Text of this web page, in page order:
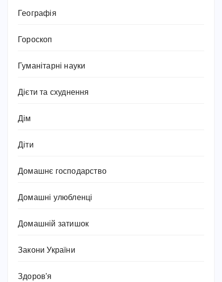
Географія
Гороскоп
Гуманітарні науки
Дієти та схуднення
Дім
Діти
Домашнє господарство
Домашні улюбленці
Домашній затишок
Закони України
Здоров'я